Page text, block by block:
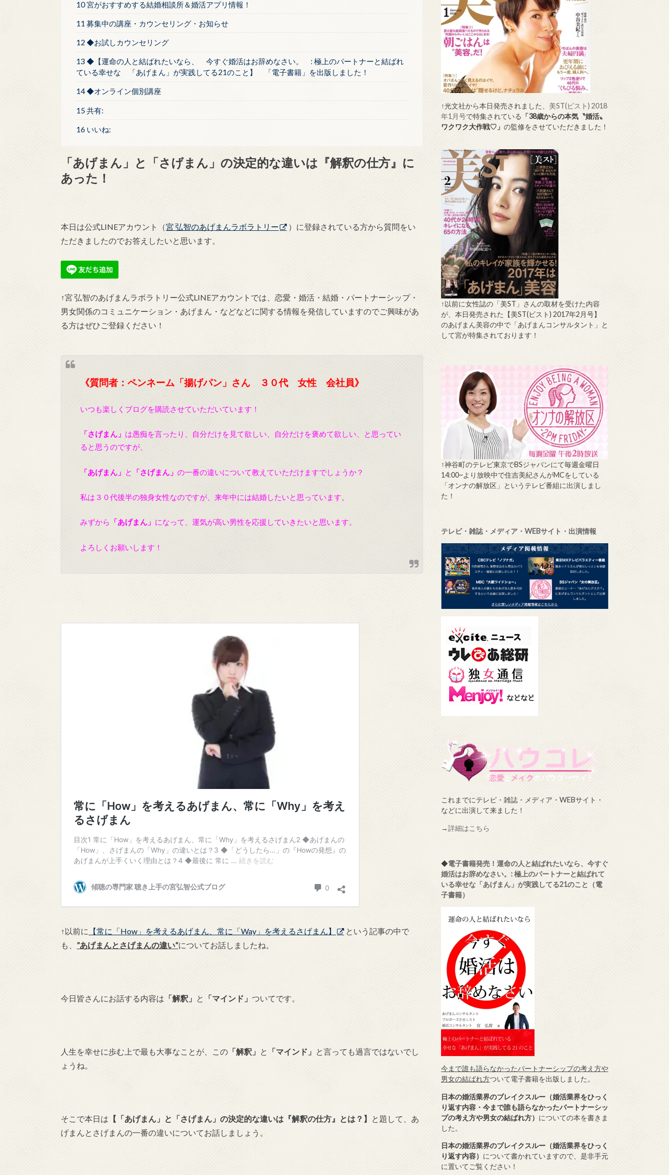
10 宮がおすすめする結婚相談所＆婚活アプリ情報！
11 募集中の講座・カウンセリング・お知らせ
12 ◆お試しカウンセリング
13 ◆【運命の人と結ばれたいなら、 今すぐ婚活はお辞めなさい。 : 極上のパートナーと結ばれ
ている幸せな 「あげまん」が実践してる21のこと】 「電子書籍」を出版しました！
14 ◆オンライン個別講座
15 共有:
16 いいね:
「あげまん」と「さげまん」の決定的な違いは『解釈の仕方』に
あった！
本日は公式LINEアカウント（宮 弘智のあげまんラボラトリー
）に登録されている方から質問をい
ただきましたのでお答えしたいと思います。
↑宮 弘智のあげまんラボラトリー公式LINEアカウントでは、恋愛・婚活・結婚・パートナーシップ・
男女関係のコミュニケーション・あげまん・などなどに関する情報を発信していますのでご興味があ
る方はぜひご登録ください！
《質問者：ペンネーム「揚げパン」さん ３０代 女性 会社員》
いつも楽しくブログを購読させていただいています！
「さげまん」 は愚痴を言ったり、自分だけを見て欲しい、自分だけを褒めて欲しい、と思ってい
ると思うのですが、
「あげまん」 と 「さげまん」 の一番の違いについて教えていただけますでしょうか？
私は３０代後半の独身女性なのですが、来年中には結婚したいと思っています。
みずから 「あげまん」 になって、運気が高い男性を応援していきたいと思います。
よろしくお願いします！
↑以前に 【常に「How」を考えるあげまん、常に「Way」を考えるさげまん】
という記事の中で
も、 ”あげまんとさげまんの違い“についてお話しましたね。
今日皆さんにお話する内容は 「解釈」 と 「マインド」 ついてです。
人生を幸せに歩む上で最も大事なことが、この 「解釈」 と 「マインド」 と言っても過言ではないでし
ょうね。
そこで本日は 【「あげまん」と「さげまん」の決定的な違いは『解釈の仕方』とは？】
と題して、あ
げまんとさげまんの一番の違いについてお話しましょう。
↑光文社から本日発売されました、 美ST(ビスト) 2018
年1月号で特集されている 「38歳からの本気〝婚活〟
ワクワク大作戦♡」 の監修をさせていただきました！
↑以前に女性誌の「美ST」さんの取材を受けた内容
が、本日発売された【美ST(ビスト) 2017年2月号】
のあげまん美容の中で「あげまんコンサルタント」と
して宮が特集されております！
↑神谷町のテレビ東京でBSジャパンにて毎週金曜日
14:00~より放映中で住吉美紀さんがMCをしている
「オンナの解放区」というテレビ番組に出演しまし
た！
テレビ・雑誌・メディア・WEBサイト・出演情報
これまでにテレビ・雑誌・メディア・WEBサイト・
などに出演して来ました！
→詳細はこちら
◆電子書籍発売！運命の人と結ばれたいなら、今すぐ
婚活はお辞めなさい。: 極上のパートナーと結ばれて
いる幸せな「あげまん」が実践してる21のこと（電
子書籍）
今まで誰も語らなかったパートナーシップの考え方や
男女の結ばれ方ついて電子書籍を出版しました。
日本の婚活業界のブレイクスルー（婚活業界をひっく
り返す内容・今まで誰も語らなかったパートナーシッ
プの考え方や男女の結ばれ方） についての本を書きま
した。
日本の婚活業界のブレイクスルー（婚活業界をひっく
り返す内容） について書かれていますので、是非手元
に置いてご覧ください！